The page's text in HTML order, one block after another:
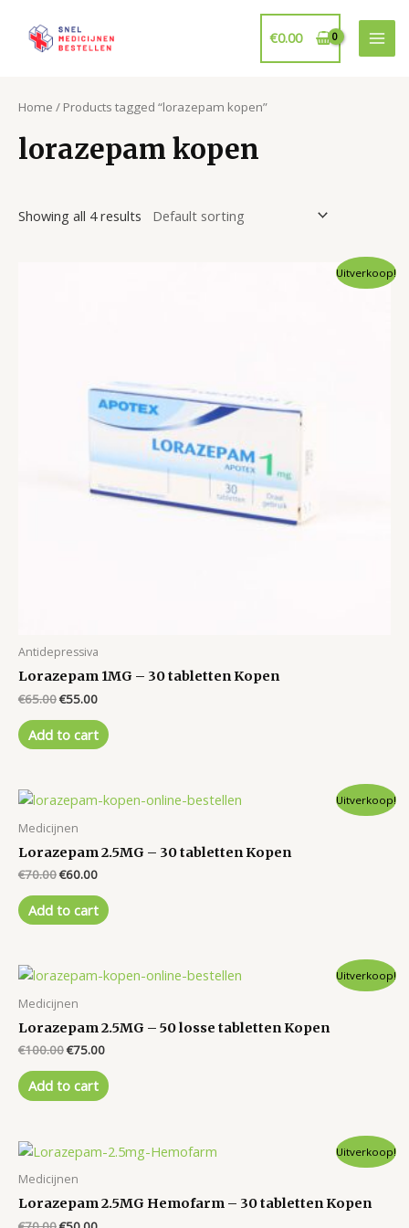
€0.00
Home / Products tagged “lorazepam kopen”
lorazepam kopen
Showing all 4 results
Uitverkoop!
Antidepressiva
Lorazepam 1MG – 30 tabletten Kopen
€65.00Original
was:
€65.00.
€55.00Current
is:
€55.00.
Add to cart
Uitverkoop!
Medicijnen
Lorazepam 2.5MG – 30 tabletten Kopen
€70.00Original
was:
€70.00.
€60.00Current
is:
€60.00.
Add to cart
Uitverkoop!
Medicijnen
Lorazepam 2.5MG – 50 losse tabletten Kopen
€100.00Original
was:
€100.00.
€75.00Current
is:
€75.00.
Add to cart
Uitverkoop!
Medicijnen
Lorazepam 2.5MG Hemofarm – 30 tabletten Kopen